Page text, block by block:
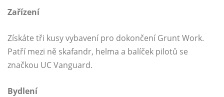
Zařízení
Získáte tři kusy vybavení pro dokončení Grunt Work.
Patří mezi ně skafandr, helma a balíček pilotů se
značkou UC Vanguard.
Bydlení